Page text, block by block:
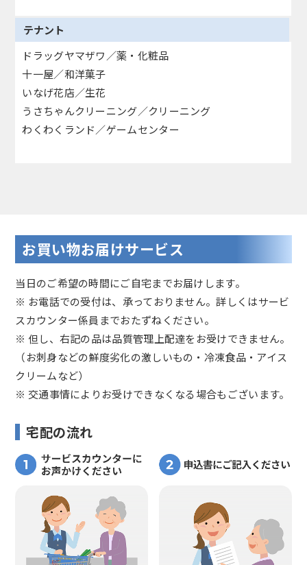
テナント
ドラッグヤマザワ／薬・化粧品
十一屋／和洋菓子
いなげ花店／生花
うさちゃんクリーニング／クリーニング
わくわくランド／ゲームセンター
お買い物お届けサービス
当日のご希望の時間にご自宅までお届けします。
※ お電話での受付は、承っておりません。詳しくはサービ
スカウンター係員までおたずねください。
※ 但し、右記の品は品質管理上配達をお受けできません。
（お刺身などの鮮度劣化の激しいもの・冷凍食品・アイス
クリームなど）
※ 交通事情によりお受けできなくなる場合もございます。
宅配の流れ